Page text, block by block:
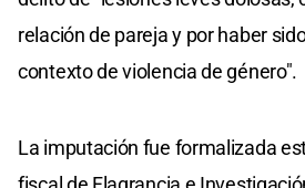
relación de pareja y por haber
contexto de violencia de género".
La imputación fue formalizada